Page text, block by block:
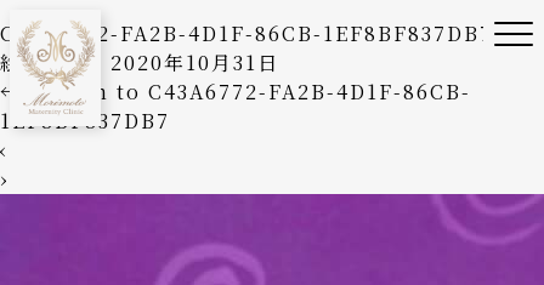
C43A6772-FA2B-4D1F-86CB-1EF8BF837DB7
絵美森本
2020年10月31日
←
Return to C43A6772-FA2B-4D1F-86CB-
1EF8BF837DB7
‹
›